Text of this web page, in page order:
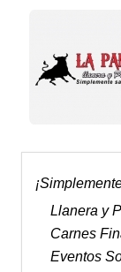
Llanera y
Carnes
Eventos